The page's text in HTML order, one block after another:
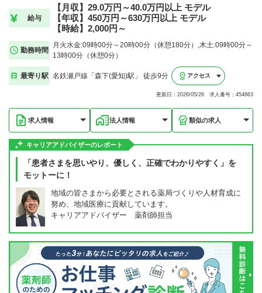
給与
【月収】29.0万円～40.0万円以上 モデル
【年収】450万円～630万円以上 モデル
【時給】2,000円～
勤務時間
月火水金:09時00分～20時00分（休憩180分）,木土:09時00分～
13時00分（休憩0分）
最寄り駅 名鉄瀬戸線「森下(愛知)駅」 徒歩9分 アクセス
更新日：2026/05/26 求人番号：454863
求人情報 法人情報 類似の求人
キャリアアドバイザーのレポート
「患者さまを思いやり、優しく、正確でわかりやすく」を
モットーに！
地域の皆さまから必要とされる薬局づくりや人材育成に
努め、地域医療に貢献しています。
キャリアアドバイザー 薬剤師担当